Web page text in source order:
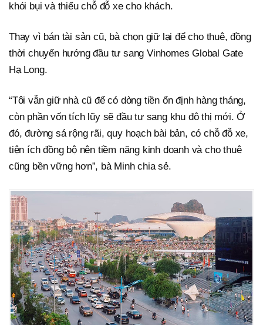
khói bụi và thiếu chỗ đỗ xe cho khách.
Thay vì bán tài sản cũ, bà chọn giữ lại để cho thuê, đồng
thời chuyển hướng đầu tư sang Vinhomes Global Gate
Hạ Long.
“Tôi vẫn giữ nhà cũ để có dòng tiền ổn định hàng tháng,
còn phần vốn tích lũy sẽ đầu tư sang khu đô thị mới. Ở
đó, đường sá rộng rãi, quy hoạch bài bản, có chỗ đỗ xe,
tiện ích đồng bộ nên tiềm năng kinh doanh và cho thuê
cũng bền vững hơn”, bà Minh chia sẻ.